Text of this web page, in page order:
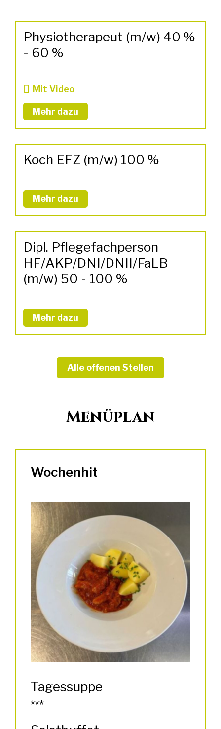
Physiotherapeut (m/w) 40 %
- 60 %
Mit Video
Mehr dazu
Koch EFZ (m/w) 100 %
Mehr dazu
Dipl. Pflegefachperson
HF/AKP/DNI/DNII/FaLB
(m/w) 50 - 100 %
Mehr dazu
Alle offenen Stellen
Menüplan
Wochenhit
Tagessuppe
***